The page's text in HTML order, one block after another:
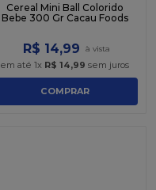
Cereal Mini Ball Colorido
Bebe 300 Gr Cacau Foods
R$ 14,99
em até 1x R$ 14,99 sem juros
COMPRAR